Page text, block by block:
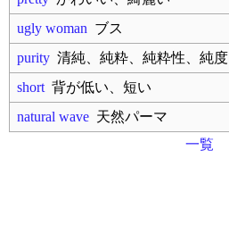
ugly woman ブス
purity 清純、純粋、純粋性、純度
short 背が低い、短い
natural wave 天然パーマ
一覧